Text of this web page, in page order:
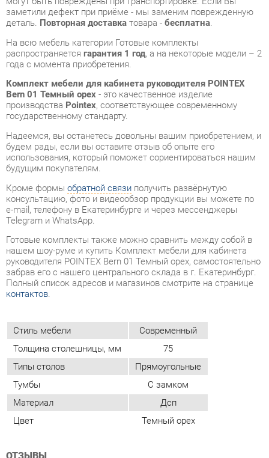
Комплект мебели для кабинета руководителя POINTEX
Bern 01 Темный орех- это качественное изделие
государственному стандарту.
Надеемся, вы останетесь довольны вашим приобретением, и
будем рады, если вы оставите отзыв об опыте его
использования, который поможет сориентироваться нашим
будущим покупателям.
Кроме формы обратной связиполучить развёрнутую
консультацию, фото и видеообзор продукции вы можете по
e-mail, телефону в Екатеринбурге и через мессенджеры
Telegram и WhatsApp.
Готовые комплекты также можно сравнить между собой в
нашем шоу-руме и купить Комплект мебели для кабинета
руководителя POINTEX Bern 01 Темный орех, самостоятельно
забрав его с нашего центрального склада в г. Екатеринбург.
Полный список адресов и магазинов смотрите на странице
контактов.
Стиль мебели Современный
Толщина столешницы, мм 75
Типы столов
Прямоугольные
Цвет
Темный орех
ОТЗЫВЫ
Пока нет отзывов, поделитесь первым своим мнением.
ДОБАВИТЬ ОТЗЫВ